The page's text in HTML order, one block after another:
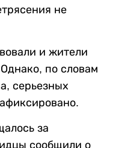
не
и жители
по словам
серьезных
за
сообщили о